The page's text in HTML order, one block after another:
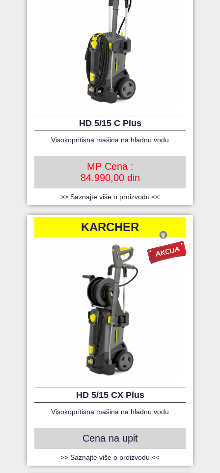
HD 5/15 C Plus
Visokopritisna mašina na hladnu vodu
MP Cena :
84.990,00 din
>> Saznajte više o proizvodu <<
KARCHER
HD 5/15 CX Plus
Visokopritisna mašina na hladnu vodu
Cena na upit
>> Saznajte više o proizvodu <<